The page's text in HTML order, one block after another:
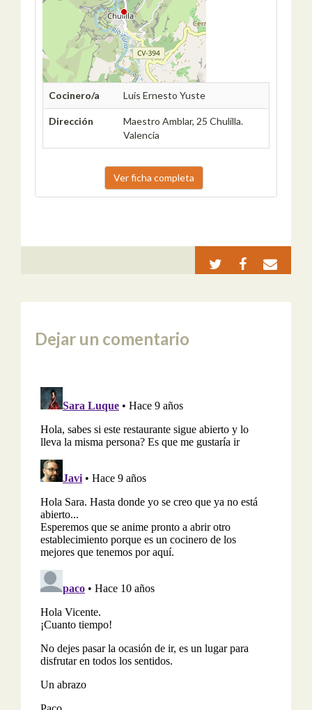
Cocinero/a Luis Ernesto Yuste
Dirección
Maestro Amblar, 25 Chulilla.
Valencia
Ver ficha completa
Dejar un comentario